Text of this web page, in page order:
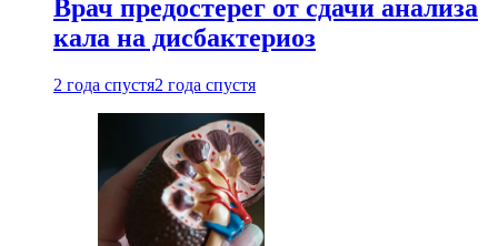
Врач предостерег от сдачи анализа
кала на дисбактериоз
2 года спустя2 года спустя